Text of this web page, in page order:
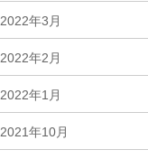
2022年3月
2022年2月
2022年1月
2021年10月